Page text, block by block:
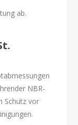
ab.
NBR-
Schutz vor